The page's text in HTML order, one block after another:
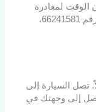
الوقت لمغادرة
المنزل أو المكتب، يمكنك ببساطة الاتصال برقم 66241581،
تصل السيارة إلى
إلى وجهتك في